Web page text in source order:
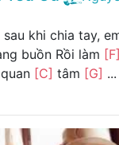
sau khi chia tay,
buồn Rồi làm [F]
[C] tâm [G] ...